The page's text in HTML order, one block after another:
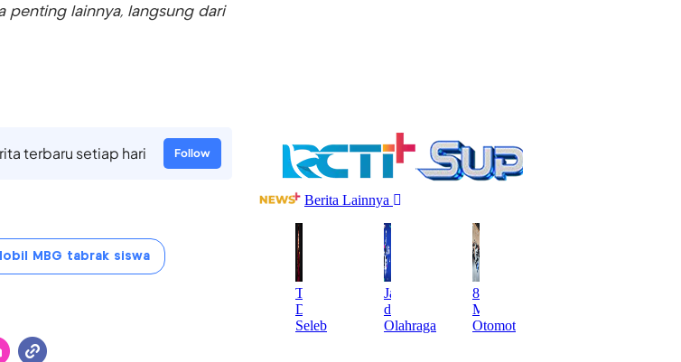
penting lainnya, langsung dari
terbaru setiap hari Follow
MBG tabrak siswa